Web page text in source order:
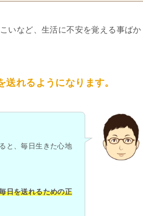
いなど、生活に不安を覚える事ばか
れるようになります。
と、毎日生きた心地
日を送れるための正